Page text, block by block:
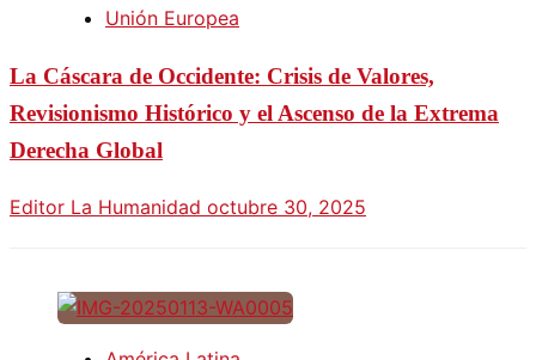
Unión Europea
La Cáscara de Occidente: Crisis de Valores,
Revisionismo Histórico y el Ascenso de la Extrema
Derecha Global
Editor La Humanidad octubre 30, 2025